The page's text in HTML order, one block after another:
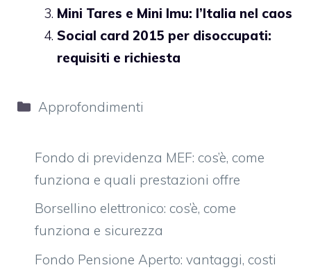
Mini Tares e Mini Imu: l’Italia nel caos
Social card 2015 per disoccupati:
requisiti e richiesta
Categorie
Approfondimenti
Fondo di previdenza MEF: cos’è, come
funziona e quali prestazioni offre
Borsellino elettronico: cos’è, come
funziona e sicurezza
Fondo Pensione Aperto: vantaggi, costi